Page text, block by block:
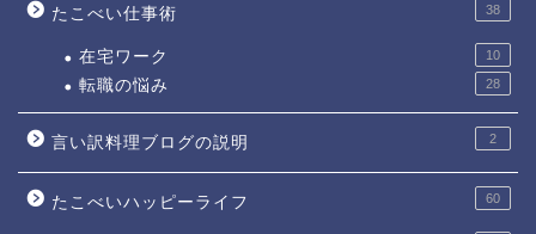
たこべい仕事術 38
在宅ワーク 10
転職の悩み 28
言い訳料理ブログの説明 2
たこべいハッピーライフ 60